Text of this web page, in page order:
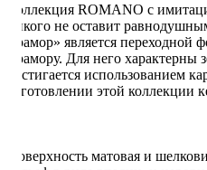
Коллекция ROMANO с
никого не оставит
мрамор» является переходной
мрамору. Для него характерны
достигается использованием
изготовлении этой коллекции
Поверхность матовая и